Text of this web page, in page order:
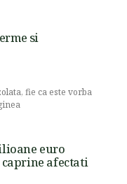
si
fie ca este vorba
euro
afectati